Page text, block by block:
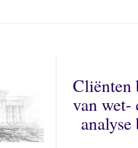
Cliënten
van wet-